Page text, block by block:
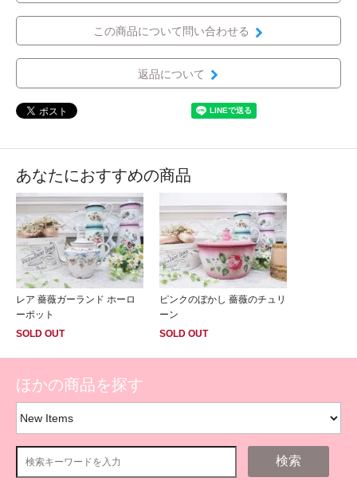
この商品について問い合わせる
返品について
あなたにおすすめの商品
レア 薔薇ガーランド ホーロ
ーポット
SOLD OUT
ピンクのぼかし 薔薇のチュリ
ーン
SOLD OUT
ほかの商品を探す
検索